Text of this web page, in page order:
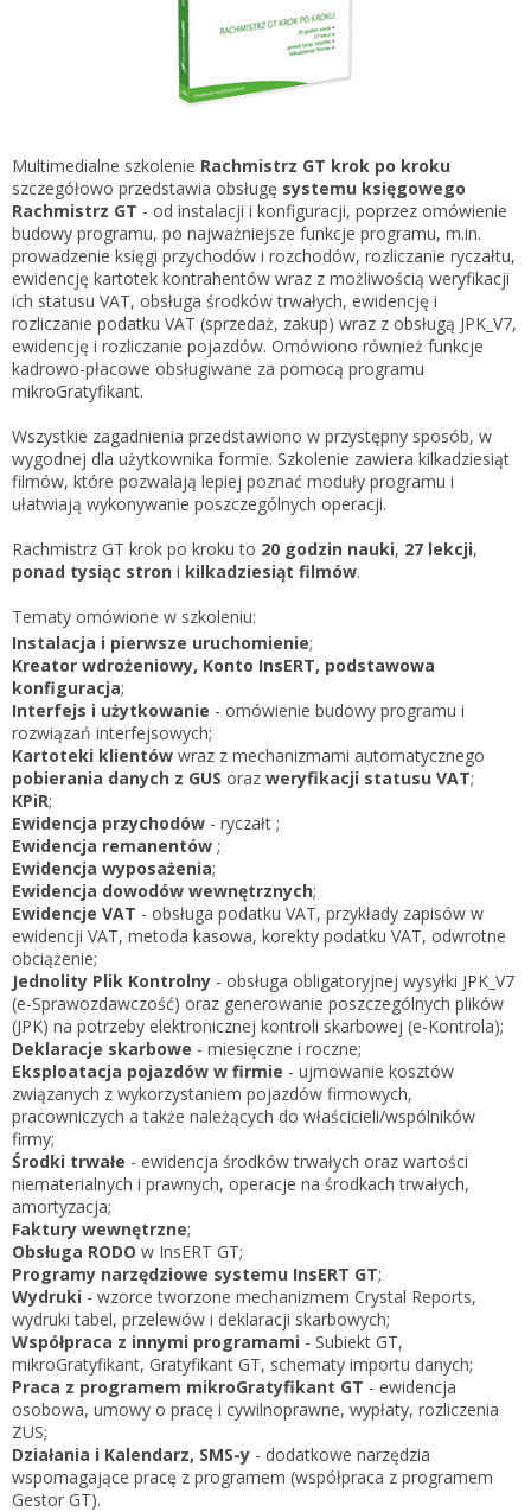
Gestor nexo PRO krok po kroku
KSeF w Subiekcie GT
KSeF w Subiekcie nexo/nexo PRO
KSeF w Rachmistrzu i Rewizorze GT
Portal Dokumentów z obsługą KSeF dla firm
Portal Dokumentów z obsługą KSeF dla biur
rachunkowych
Logowanie do Akademi InsERT
Login
Hasło
Nie masz konta
Zarejestruj
Multimedialne szkolenie Rachmistrz GT krok po kroku
szczegółowo przedstawia obsługę systemu księgowego
Rachmistrz GT - od instalacji i konfiguracji, poprzez omówienie
budowy programu, po najważniejsze funkcje programu, m.in.
prowadzenie księgi przychodów i rozchodów, rozliczanie ryczałtu,
ewidencję kartotek kontrahentów wraz z możliwością weryfikacji
ich statusu VAT, obsługa środków trwałych, ewidencję i
rozliczanie podatku VAT (sprzedaż, zakup) wraz z obsługą JPK_V7,
ewidencję i rozliczanie pojazdów. Omówiono również funkcje
kadrowo-płacowe obsługiwane za pomocą programu
mikroGratyfikant.
Wszystkie zagadnienia przedstawiono w przystępny sposób, w
wygodnej dla użytkownika formie. Szkolenie zawiera kilkadziesiąt
filmów, które pozwalają lepiej poznać moduły programu i
ułatwiają wykonywanie poszczególnych operacji.
Rachmistrz GT krok po kroku to 20 godzin nauki, 27 lekcji,
ponad tysiąc stron i kilkadziesiąt filmów.
Tematy omówione w szkoleniu:
Instalacja i pierwsze uruchomienie;
Kreator wdrożeniowy, Konto InsERT, podstawowa
konfiguracja;
Interfejs i użytkowanie - omówienie budowy programu i
rozwiązań interfejsowych;
Kartoteki klientów wraz z mechanizmami automatycznego
pobierania danych z GUS oraz weryfikacji statusu VAT;
KPiR;
Ewidencja przychodów - ryczałt ;
Ewidencja remanentów ;
Ewidencja wyposażenia;
Ewidencja dowodów wewnętrznych;
Ewidencje VAT - obsługa podatku VAT, przykłady zapisów w
ewidencji VAT, metoda kasowa, korekty podatku VAT, odwrotne
obciążenie;
Jednolity Plik Kontrolny - obsługa obligatoryjnej wysyłki JPK_V7
(e-Sprawozdawczość) oraz generowanie poszczególnych plików
(JPK) na potrzeby elektronicznej kontroli skarbowej (e-Kontrola);
Deklaracje skarbowe - miesięczne i roczne;
Eksploatacja pojazdów w firmie - ujmowanie kosztów
związanych z wykorzystaniem pojazdów firmowych,
pracowniczych a także należących do właścicieli/wspólników
firmy;
Środki trwałe - ewidencja środków trwałych oraz wartości
niematerialnych i prawnych, operacje na środkach trwałych,
amortyzacja;
Faktury wewnętrzne;
Obsługa RODO w InsERT GT;
Programy narzędziowe systemu InsERT GT;
Wydruki - wzorce tworzone mechanizmem Crystal Reports,
wydruki tabel, przelewów i deklaracji skarbowych;
Współpraca z innymi programami - Subiekt GT,
mikroGratyfikant, Gratyfikant GT, schematy importu danych;
Praca z programem mikroGratyfikant GT - ewidencja
osobowa, umowy o pracę i cywilnoprawne, wypłaty, rozliczenia
ZUS;
Działania i Kalendarz, SMS-y - dodatkowe narzędzia
wspomagające pracę z programem (współpraca z programem
Gestor GT).